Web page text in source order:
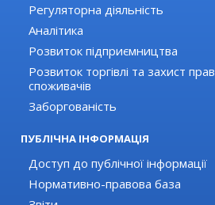
Регуляторна діяльність
Аналітика
Розвиток підприємництва
Розвиток торгівлі та захист прав
споживачів
Заборгованість
ПУБЛІЧНА ІНФОРМАЦІЯ
Доступ до публічної інформації
Нормативно-правова база